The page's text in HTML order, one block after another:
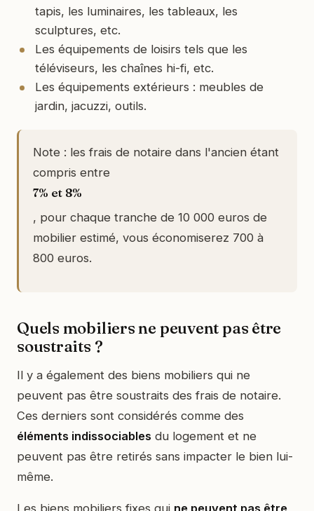
tapis, les luminaires, les tableaux, les
sculptures, etc.
Les équipements de loisirs tels que les
téléviseurs, les chaînes hi-fi, etc.
Les équipements extérieurs : meubles de
jardin, jacuzzi, outils.
Note : les frais de notaire dans l'ancien étant
compris entre
7% et 8%
, pour chaque tranche de 10 000 euros de
mobilier estimé, vous économiserez 700 à
800 euros.
Quels mobiliers ne peuvent pas être
soustraits ?
Il y a également des biens mobiliers qui ne
peuvent pas être soustraits des frais de notaire.
Ces derniers sont considérés comme des
éléments indissociables du logement et ne
peuvent pas être retirés sans impacter le bien lui-
même.
Les biens mobiliers fixes qui ne peuvent pas être